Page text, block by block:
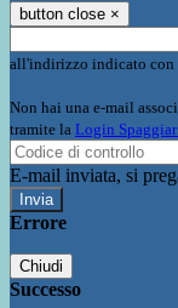
button close ×
all'indirizzo indicato con
Non hai una e-mail
tramite la Login
E-mail inviata, si
Errore
Chiudi
Successo